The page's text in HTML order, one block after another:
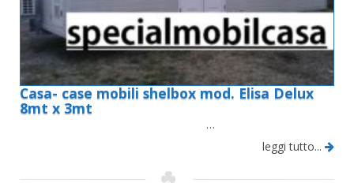
Casa- case mobili shelbox mod. Elisa Delux
8mt x 3mt
…
leggi tutto...